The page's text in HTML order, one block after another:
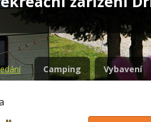
Camping Vybavení